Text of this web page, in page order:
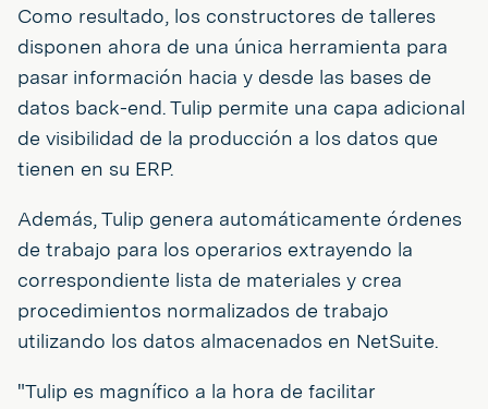
Como resultado, los constructores de talleres
disponen ahora de una única herramienta para
pasar información hacia y desde las bases de
datos back-end. Tulip permite una capa adicional
de visibilidad de la producción a los datos que
tienen en su ERP.
Además, Tulip genera automáticamente órdenes
de trabajo para los operarios extrayendo la
correspondiente lista de materiales y crea
procedimientos normalizados de trabajo
utilizando los datos almacenados en NetSuite.
"Tulip es magnífico a la hora de facilitar